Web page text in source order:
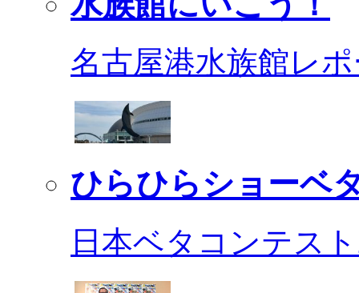
名古屋港水族館レ
ひらひらショーベ
日本ベタコンテス